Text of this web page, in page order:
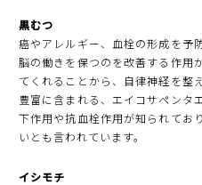
黒むつ
癌やアレルギー、血栓の形成を予
脳の働きを保つのを改善する作用
てくれることから、自律神経を整
豊富に含まれる、エイコサペンタ
下作用や抗血栓作用が知られてお
いとも言われています。
イシモチ